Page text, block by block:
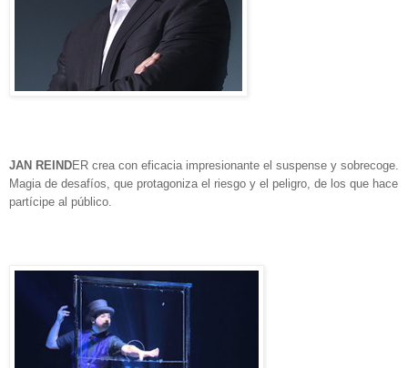
JAN REINDER crea con eficacia impresionante el suspense y sobrecoge.
Magia de desafíos, que protagoniza el riesgo y el peligro, de los que hace
partícipe al público.